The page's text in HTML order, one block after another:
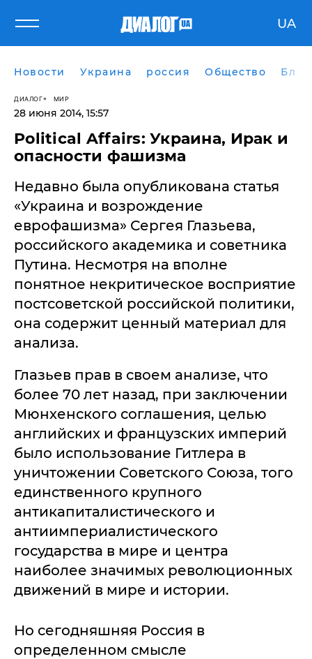
UA
Новости Украина россия Общество
ДИАЛОГ МИР
28 июня 2014, 15:57
Political Affairs: Украина, Ирак и
опасности фашизма
Недавно была опубликована статья
«Украина и возрождение
еврофашизма» Сергея Глазьева,
российского академика и советника
Путина. Несмотря на вполне
понятное некритическое восприятие
постсоветской российской политики,
она содержит ценный материал для
анализа.
Глазьев прав в своем анализе, что
более 70 лет назад, при заключении
Мюнхенского соглашения, целью
английских и французских империй
было использование Гитлера в
уничтожении Советского Союза, того
единственного крупного
антикапиталистического и
антиимпериалистического
государства в мире и центра
наиболее значимых революционных
движений в мире и истории.
Но сегодняшняя Россия в
определенном смысле